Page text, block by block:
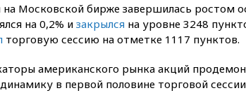
на Московской бирже завершилась ростом
на 0,2% и закрылся на уровне 3248
торговую сессию на отметке 1117 пунктов.
американского рынка акций
в первой половине торговой